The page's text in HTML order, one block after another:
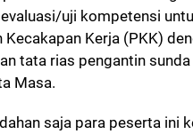
uji kompetensi
Kecakapan Kerja (PKK)
tata rias pengantin
Masa.
saja para peserta ini